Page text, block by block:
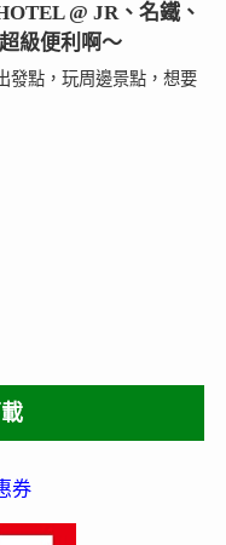
@ JR、名鐵、
級便利啊～
發點，玩周邊景點，想要
券